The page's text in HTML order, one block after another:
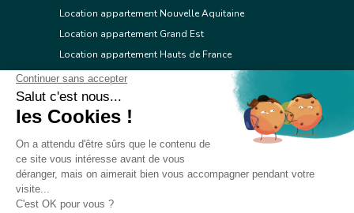
Location appartement Nouvelle Aquitaine
Location appartement Grand Est
Location appartement Hauts de France
Location appartement Ile de France
Location appartement Centre Val de Loire
Location appartement Occitanie
Location appartement Provence Alpes Côte d'Azur
Location appartement Corse